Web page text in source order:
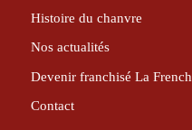
Histoire du chanvre
Nos actualités
Devenir franchisé La French
Contact